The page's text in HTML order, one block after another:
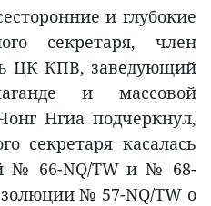
и глубокие
секретаря, член
ЦК КПВ, заведующий
и массовой
Нгиа подчеркнул,
секретаря касалась
№ 66-NQ/TW и № 68-
№ 57-NQ/TW о